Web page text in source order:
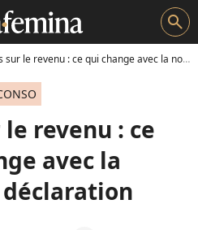
search
le revenu : ce qui change avec la nouvelle déclaration
revenu : ce
avec la